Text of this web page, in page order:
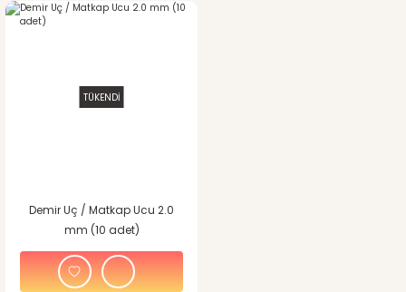
TÜKENDİ
Demir Uç / Matkap Ucu 2.0
mm (10 adet)